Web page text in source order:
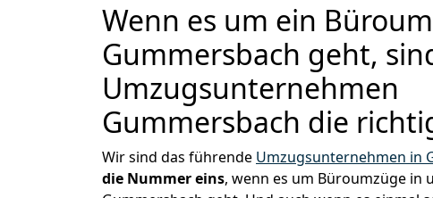
Wenn es um ein
Gummersbach geht,
Umzugsunternehmen
Gummersbach die
Wir sind das führende Umzugsunternehmen in
die Nummer eins, wenn es um Büroumzüge in